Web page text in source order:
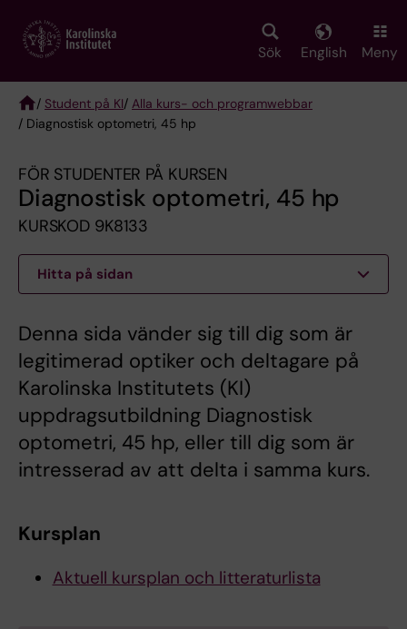
main
Sök English Meny
Breadcrumb
/ Student på KI/ Alla kurs- och programwebbar
/ Diagnostisk optometri, 45 hp
FÖR STUDENTER PÅ KURSEN
Diagnostisk optometri, 45 hp
KURSKOD 9K8133
Hitta på sidan
Denna sida vänder sig till dig som är
legitimerad optiker och deltagare på
Karolinska Institutets (KI)
uppdragsutbildning Diagnostisk
optometri, 45 hp, eller till dig som är
intresserad av att delta i samma kurs.
Kursplan
Aktuell kursplan och litteraturlista